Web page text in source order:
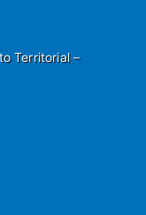
Territorial –